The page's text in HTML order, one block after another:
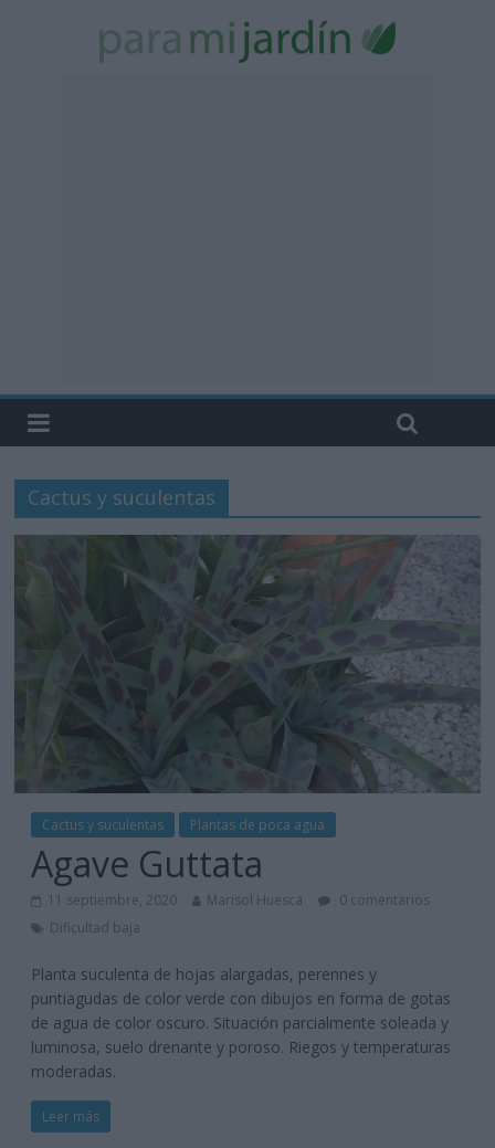
Cactus y suculentas
Cactus y suculentas Plantas de poca agua
Agave Guttata
11 septiembre, 2020 Marisol Huesca
0 comentarios
Dificultad baja
Planta suculenta de hojas alargadas, perennes y
puntiagudas de color verde con dibujos en forma de gotas
de agua de color oscuro. Situación parcialmente soleada y
luminosa, suelo drenante y poroso. Riegos y temperaturas
moderadas.
Leer más